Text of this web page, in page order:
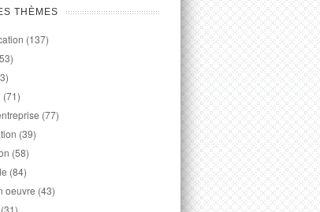
THÈMES
(137)
(71)
(77)
(39)
(58)
(84)
oeuvre (43)
(31)